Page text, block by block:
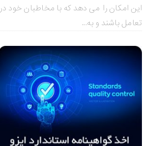
این امکان را می دهد که با مخاطبان خود در
تعامل باشند و به...